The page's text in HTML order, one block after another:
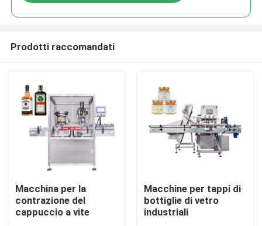
Casa
Prodotti raccomandati
Macchina per la
contrazione del
cappuccio a vite
Macchine per tappi di
bottiglie di vetro
industriali